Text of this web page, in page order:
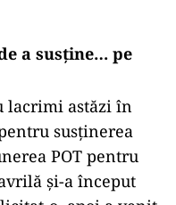
a susține… pe
lacrimi astăzi în
susținerea
POT pentru
și-a început